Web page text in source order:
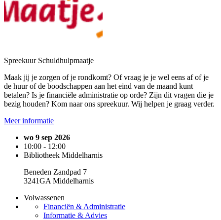
Spreekuur Schuldhulpmaatje
Maak jij je zorgen of je rondkomt? Of vraag je je wel eens af of je
de huur of de boodschappen aan het eind van de maand kunt
betalen? Is je financiële administratie op orde? Zijn dit vragen die je
bezig houden? Kom naar ons spreekuur. Wij helpen je graag verder.
Meer informatie
wo 9 sep 2026
10:00 - 12:00
Bibliotheek Middelharnis
Beneden Zandpad 7
3241GA Middelharnis
Volwassenen
Financiën & Administratie
Informatie & Advies